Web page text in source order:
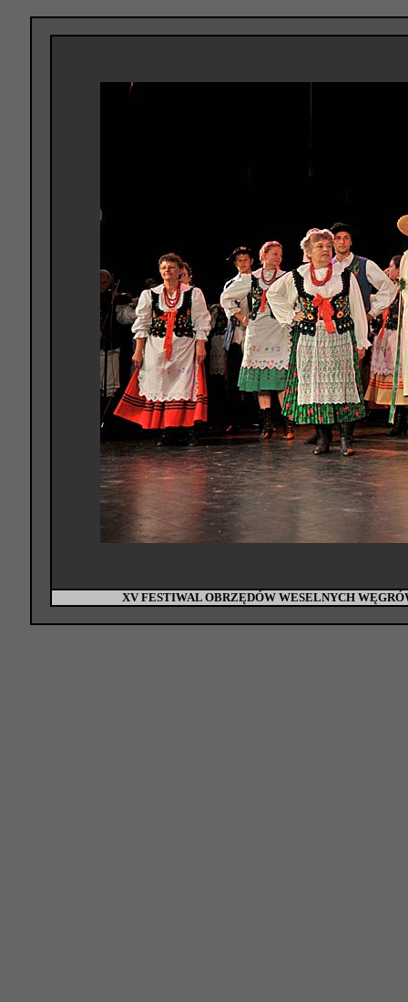
XV FESTIWAL OBRZĘDÓW WESELNYCH